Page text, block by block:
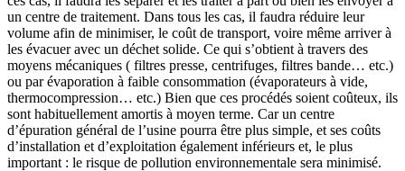
un centre de traitement. Dans tous les cas, il faudra réduire leur
volume afin de minimiser, le coût de transport, voire même arriver à
les évacuer avec un déchet solide. Ce qui s’obtient à travers des
moyens mécaniques ( filtres presse, centrifuges, filtres bande… etc.)
ou par évaporation à faible consommation (évaporateurs à vide,
thermocompression… etc.) Bien que ces procédés soient coûteux, ils
sont habituellement amortis à moyen terme. Car un centre
d’épuration général de l’usine pourra être plus simple, et ses coûts
d’installation et d’exploitation également inférieurs et, le plus
important : le risque de pollution environnementale sera minimisé.